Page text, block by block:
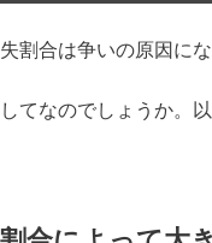
割合は争いの原因に
てなのでしょうか。